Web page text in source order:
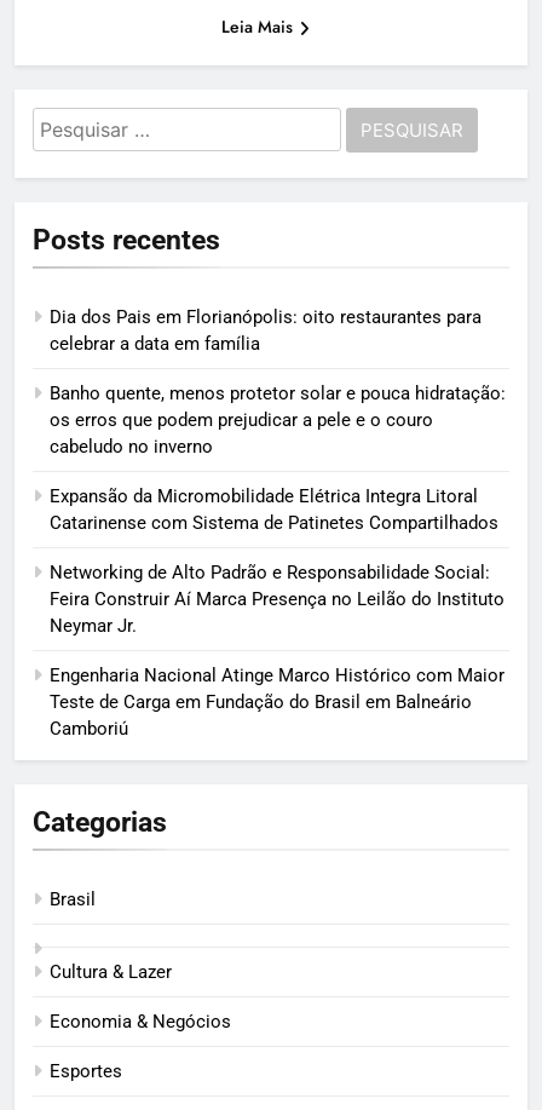
Leia Mais
Pesquisar
por:
Posts recentes
Dia dos Pais em Florianópolis: oito restaurantes para
celebrar a data em família
Banho quente, menos protetor solar e pouca hidratação:
os erros que podem prejudicar a pele e o couro
cabeludo no inverno
Expansão da Micromobilidade Elétrica Integra Litoral
Catarinense com Sistema de Patinetes Compartilhados
Networking de Alto Padrão e Responsabilidade Social:
Feira Construir Aí Marca Presença no Leilão do Instituto
Neymar Jr.
Engenharia Nacional Atinge Marco Histórico com Maior
Teste de Carga em Fundação do Brasil em Balneário
Camboriú
Categorias
Brasil
Cultura & Lazer
Economia & Negócios
Esportes